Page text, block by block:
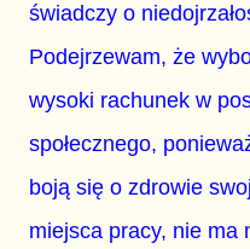
świadczy o
Podejrzewam, że
wysoki rachunek w
społecznego,
boją się o zdrowie
miejsca pracy, nie ma